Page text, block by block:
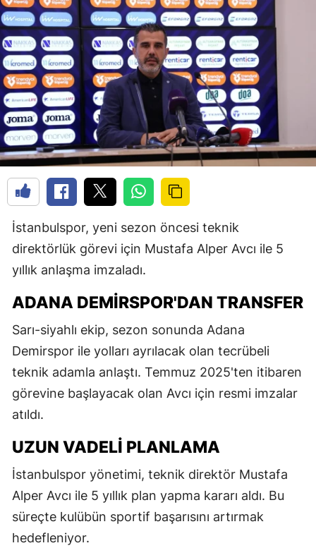
İstanbulspor, yeni sezon öncesi teknik
direktörlük görevi için Mustafa Alper Avcı ile 5
yıllık anlaşma imzaladı.
ADANA DEMIRSPOR'DAN TRANSFER
Sarı-siyahlı ekip, sezon sonunda Adana
Demirspor ile yolları ayrılacak olan tecrübeli
teknik adamla anlaştı. Temmuz 2025'ten itibaren
görevine başlayacak olan Avcı için resmi imzalar
atıldı.
UZUN VADELI PLANLAMA
İstanbulspor yönetimi, teknik direktör Mustafa
Alper Avcı ile 5 yıllık plan yapma kararı aldı. Bu
süreçte kulübün sportif başarısını artırmak
hedefleniyor.